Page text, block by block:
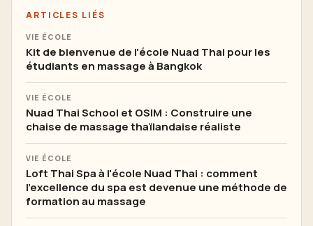
ARTICLES LIÉS
VIE ÉCOLE
Kit de bienvenue de l'école Nuad Thai pour les
étudiants en massage à Bangkok
VIE ÉCOLE
Nuad Thai School et OSIM : Construire une
chaise de massage thaïlandaise réaliste
VIE ÉCOLE
Loft Thai Spa à l'école Nuad Thai : comment
l'excellence du spa est devenue une méthode de
formation au massage